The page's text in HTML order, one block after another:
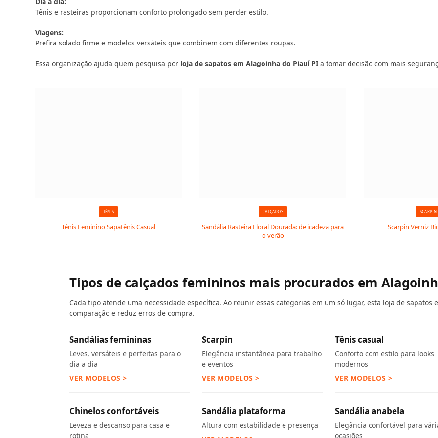
Tênis e rasteiras proporcionam conforto prolongado sem perder estilo.
Viagens:
Prefira solado firme e modelos versáteis que combinem com diferentes roupas.
Essa organização ajuda quem pesquisa por loja de sapatos em Alagoinha do Piauí PI a tomar decisão com mais
TÊNIS
Tênis Feminino Sapatênis Casual
CALÇADOS
Sandália Rasteira Floral Dourada: delicadeza para
o verão
SCARPIN
Scarpin Verniz
Tipos de calçados femininos mais procurados em
Cada tipo atende uma necessidade específica. Ao reunir essas categorias em um só lugar, esta loja de sapatos
comparação e reduz erros de compra.
Sandálias femininas
Leves, versáteis e perfeitas para o
dia a dia
VER MODELOS >
Scarpin
Elegância instantânea para trabalho
e eventos
VER MODELOS >
Tênis casual
Conforto com estilo para looks
modernos
VER MODELOS >
Chinelos confortáveis
Leveza e descanso para casa e
rotina
Sandália plataforma
Altura com estabilidade e presença
Sandália anabela
Elegância confortável para
ocasiões